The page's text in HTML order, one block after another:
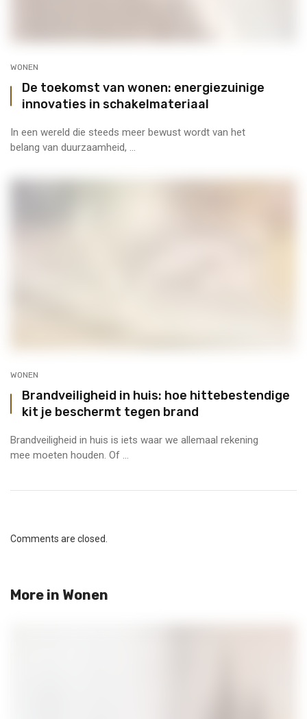
WONEN
De toekomst van wonen: energiezuinige
innovaties in schakelmateriaal
In een wereld die steeds meer bewust wordt van het
belang van duurzaamheid, ...
WONEN
Brandveiligheid in huis: hoe hittebestendige
kit je beschermt tegen brand
Brandveiligheid in huis is iets waar we allemaal rekening
mee moeten houden. Of ...
Comments are closed.
More in Wonen